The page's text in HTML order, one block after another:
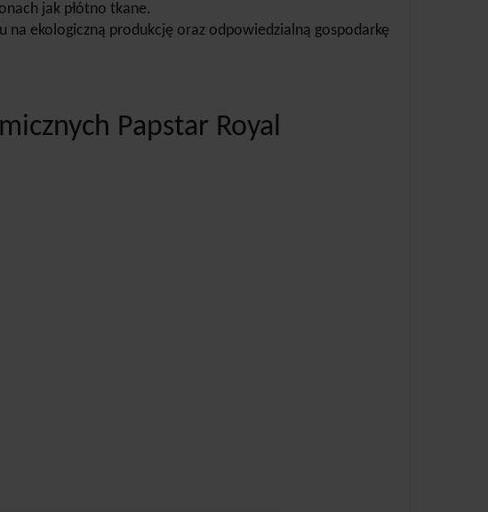
jak płótno tkane.
na ekologiczną produkcję oraz odpowiedzialną gospodarkę
Papstar Royal